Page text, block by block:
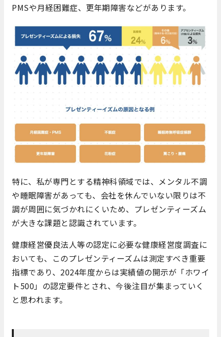
PMSや月経困難症、更年期障害などがあります。
特に、私が専門とする精神科領域では、メンタル不調
や睡眠障害があっても、会社を休んでいない限りは不
調が周囲に気づかれにくいため、プレゼンティーズム
が大きな課題と認識されています。
健康経営優良法人等の認定に必要な健康経営度調査に
おいても、このプレゼンティーズムは測定すべき重要
指標であり、2024年度からは実績値の開示が「ホワイ
ト500」の認定要件とされ、今後注目が集まっていく
と思われます。